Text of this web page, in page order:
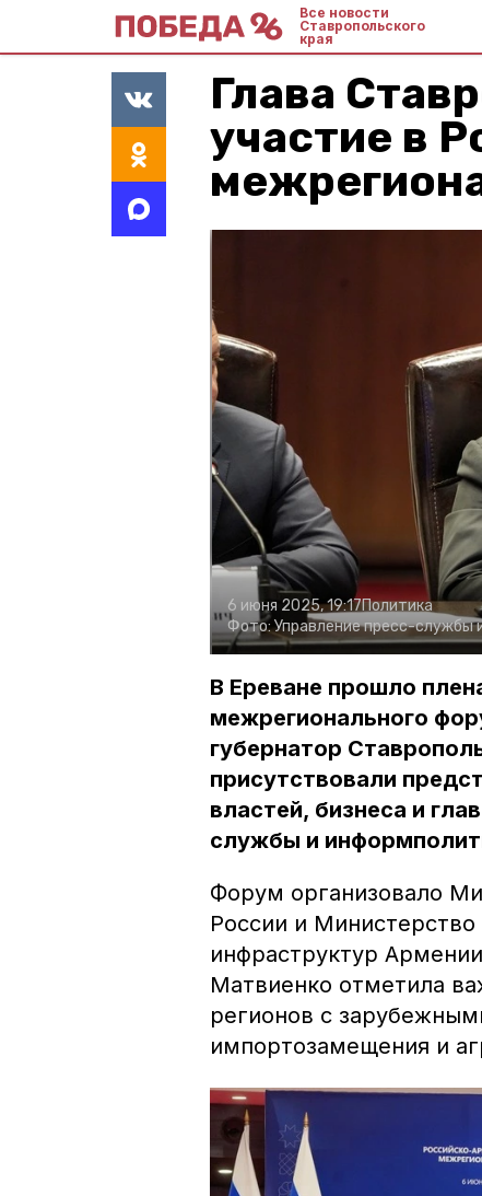
Все новости
Ставропольского
края
Глава
участие в
6 июня 2025, 19:17Политика
Фото:Управление пресс-службы
В Ереване прошло
межрегионального
губернатор
присутствовали
властей, бизнеса и
службы и
Форум организовало
России и
инфраструктур
Матвиенко отметила
регионов с
импортозамещения и